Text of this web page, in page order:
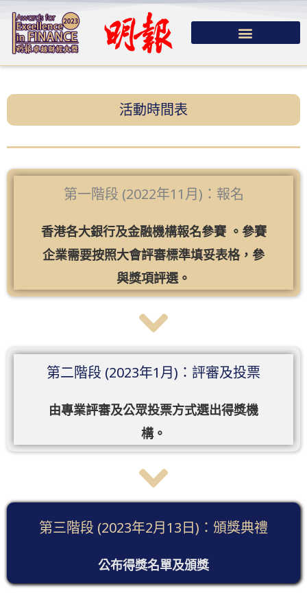
跳
主
內
容
活動時間表​
第一階段 (2022年11月)：報名
香港各大銀行及金融機構報名參賽 。參賽
企業需要按照大會評審標準填妥表格，參
與獎項評選。
第二階段 (2023年1月)：評審及投票
由專業評審及公眾投票方式選出得獎機
構。
第三階段 (2023年2月13日)：頒獎典禮
公布得獎名單及頒獎